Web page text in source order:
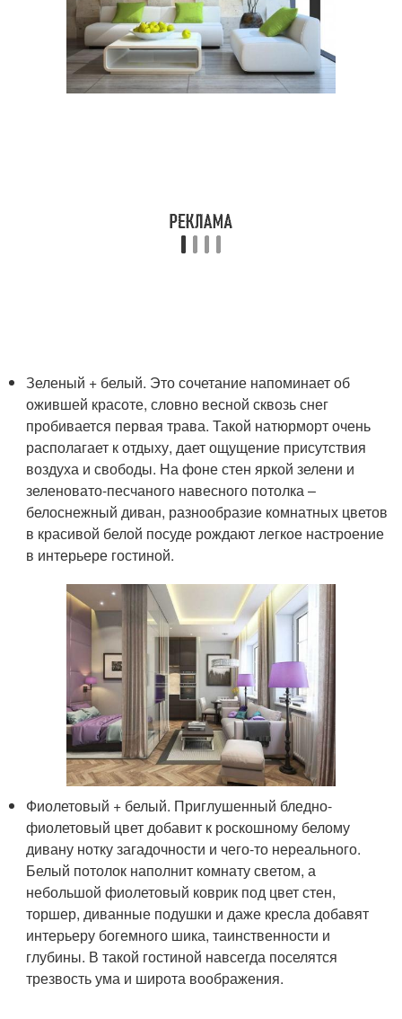
Зеленый + белый. Это сочетание напоминает об
ожившей красоте, словно весной сквозь снег
пробивается первая трава. Такой натюрморт очень
располагает к отдыху, дает ощущение присутствия
воздуха и свободы. На фоне стен яркой зелени и
зеленовато-песчаного навесного потолка –
белоснежный диван, разнообразие комнатных цветов
в красивой белой посуде рождают легкое настроение
в интерьере гостиной.
Фиолетовый + белый. Приглушенный бледно-
фиолетовый цвет добавит к роскошному белому
дивану нотку загадочности и чего-то нереального.
Белый потолок наполнит комнату светом, а
небольшой фиолетовый коврик под цвет стен,
торшер, диванные подушки и даже кресла добавят
интерьеру богемного шика, таинственности и
глубины. В такой гостиной навсегда поселятся
трезвость ума и широта воображения.